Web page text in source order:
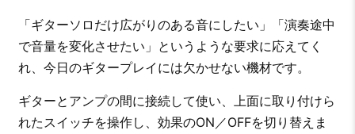
「ギターソロだけ広がりのある音にしたい」「演奏途中
で音量を変化させたい」というような要求に応えてく
れ、今日のギタープレイには欠かせない機材です。
ギターとアンプの間に接続して使い、上面に取り付けら
れたスイッチを操作し、効果のON／OFFを切り替えま